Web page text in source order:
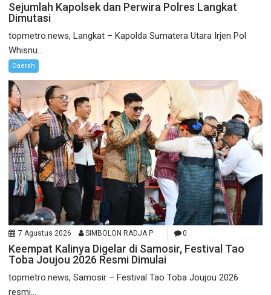
Sejumlah Kapolsek dan Perwira Polres Langkat
Dimutasi
topmetro.news, Langkat – Kapolda Sumatera Utara Irjen Pol
Whisnu...
Daerah
7 Agustus 2026 SIMBOLON RADJA P 0
Keempat Kalinya Digelar di Samosir, Festival Tao
Toba Joujou 2026 Resmi Dimulai
topmetro.news, Samosir – Festival Tao Toba Joujou 2026
resmi...